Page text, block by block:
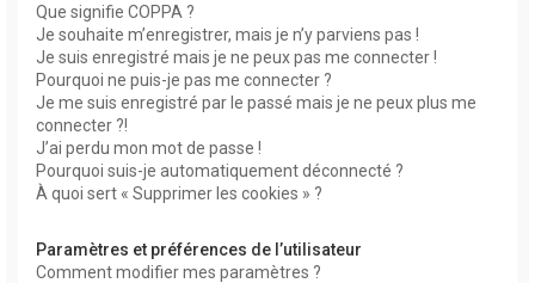
Que signifie COPPA ?
Je souhaite m’enregistrer, mais je n’y parviens pas !
Je suis enregistré mais je ne peux pas me connecter !
Pourquoi ne puis-je pas me connecter ?
Je me suis enregistré par le passé mais je ne peux plus me
connecter ?!
J’ai perdu mon mot de passe !
Pourquoi suis-je automatiquement déconnecté ?
À quoi sert « Supprimer les cookies » ?
Paramètres et préférences de l’utilisateur
Comment modifier mes paramètres ?